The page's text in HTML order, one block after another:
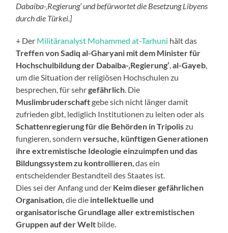
Dabaiba-‚Regierung‘ und befürwortet die Besetzung Libyens
durch die Türkei.]
+ Der Militäranalyst Mohammed at-Tarhuni hält das
Treffen von Sadiq al-Gharyani mit dem Minister für
Hochschulbildung der Dabaiba-‚Regierung‘ ,al-Gayeb
um die Situation der religiösen Hochschulen zu
besprechen, für sehrgefährlich . Die
Muslimbruderschaftgebe sich nicht länger damit
zufrieden gibt, lediglich Institutionen zu leiten oder als
Schattenregierung für die Behörden in Tripoliszu
fungieren, sondernversuche, künftigen Generationen
ihre extremistische Ideologie einzuimpfen und das
Bildungssystem zu kontrollieren , das ein
entscheidender Bestandteil des Staates ist.
Dies sei der Anfang und der Keim dieser gefährlichen
Organisation , die die intellektuelle und
organisatorische Grundlage aller extremistischen
Gruppen auf der Welt bilde.